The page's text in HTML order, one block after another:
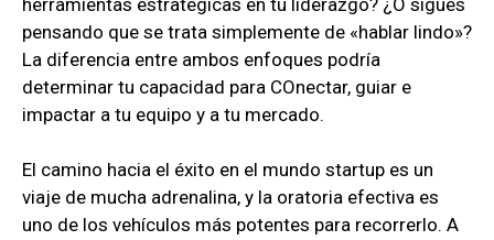
pensando que se trata simplemente de «hablar lindo»?
La diferencia entre ambos enfoques podría
determinar tu capacidad para COnectar, guiar e
impactar a tu equipo y a tu mercado.
El camino hacia el éxito en el mundo startup es un
viaje de mucha adrenalina, y la oratoria efectiva es
uno de los vehículos más potentes para recorrerlo. A